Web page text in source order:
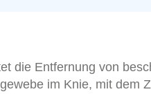
die Entfernung von
im Knie, mit dem